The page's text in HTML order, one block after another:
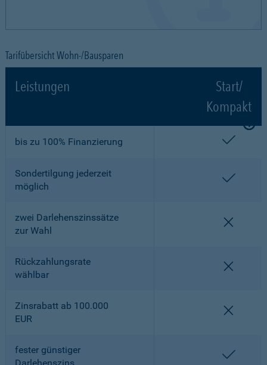
Tarifübersicht Wohn-/Bausparen
Leistungen
Start/
Kompakt
bis zu 100% Finanzierung
Sondertilgung jederzeit
möglich
zwei Darlehenszinssätze
zur Wahl
Rückzahlungsrate
wählbar
Zinsrabatt ab 100.000
EUR
fester günstiger